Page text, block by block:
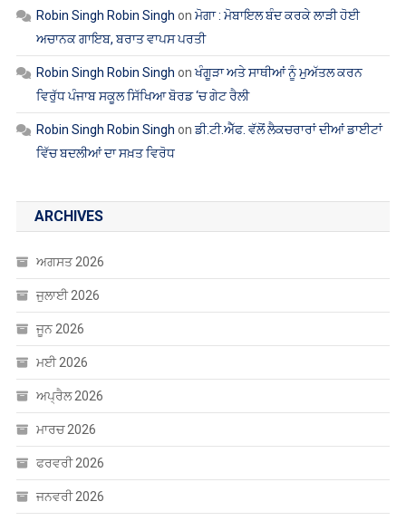
Robin Singh Robin Singh on ਮੋਗਾ : ਮੋਬਾਇਲ ਬੰਦ ਕਰਕੇ ਲਾੜੀ ਹੋਈ
ਅਚਾਨਕ ਗਾਇਬ, ਬਰਾਤ ਵਾਪਸ ਪਰਤੀ
Robin Singh Robin Singh onਖੰਗੂੜਾ ਅਤੇ ਸਾਥੀਆਂ ਨੂੰ ਮੁਅੱਤਲ ਕਰਨ
ਵਿਰੁੱਧ ਪੰਜਾਬ ਸਕੂਲ ਸਿੱਖਿਆ ਬੋਰਡ ‘ਚ ਗੇਟ ਰੈਲੀ
Robin Singh Robin Singh onਡੀ.ਟੀ.ਐੱਫ. ਵੱਲੋਂ ਲੈਕਚਰਾਰਾਂ ਦੀਆਂ ਡਾਈਟਾਂ
ਵਿੱਚ ਬਦਲੀਆਂ ਦਾ ਸਖ਼ਤ ਵਿਰੋਧ
ARCHIVES
ਅਗਸਤ 2026
ਜੁਲਾਈ 2026
ਜੂਨ 2026
ਮਈ 2026
ਅਪ੍ਰੈਲ 2026
ਮਾਰਚ 2026
ਫਰਵਰੀ 2026
ਜਨਵਰੀ 2026